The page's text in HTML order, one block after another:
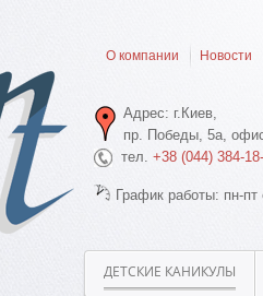
О компании Новости
Адрес: г.Киев,
пр. Победы, 5а,
тел. +38 (044) 384-
График работы: пн-
ДЕТСКИЕ КАНИКУЛЫ